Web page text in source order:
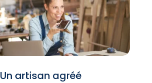
Un artisan agréé